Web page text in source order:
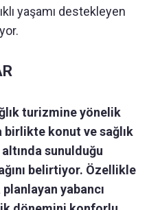
yaşamı destekleyen
turizmine yönelik
birlikte konut ve sağlık
sunulduğu
belirtiyor. Özellikle
yabancı